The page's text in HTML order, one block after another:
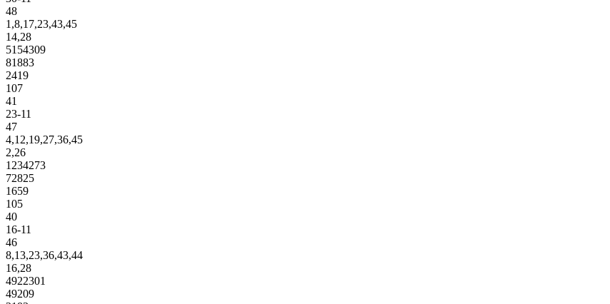
48
1,8,17,23,43,45
14,28
5154309
81883
2419
107
41
23-11
47
4,12,19,27,36,45
2,26
1234273
72825
1659
105
40
16-11
46
8,13,23,36,43,44
16,28
4922301
49209